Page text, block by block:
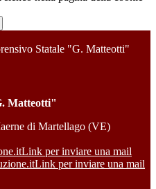
Statale "G. Matteotti"
Matteotti"
di Martellago (VE)
Link per inviare una mail
Link per inviare una mail